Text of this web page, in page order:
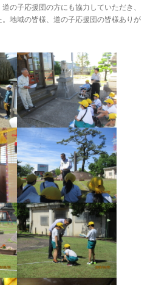
の子応援団の方にも協力していただき、
地域の皆様、道の子応援団の皆様ありが